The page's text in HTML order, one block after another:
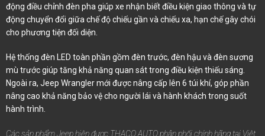
động điều chỉnh đèn pha giúp xe nhận biết điều kiện giao thông và tự
động chuyển đổi giữa chế độ chiếu gần và chiếu xa, hạn chế gây chói
cho phương tiện đối diện.
Hệ thống đèn LED toàn phần gồm đèn trước, đèn hậu và đèn sương
mù trước giúp tăng khả năng quan sát trong điều kiện thiếu sáng.
Ngoài ra, Jeep Wrangler mới được nâng cấp lên 6 túi khí, góp phần
nâng cao khả năng bảo vệ cho người lái và hành khách trong suốt
hành trình.
Các sản phẩm Jeep hiện được THACO AUTO phân phối chính hãng tại Việt